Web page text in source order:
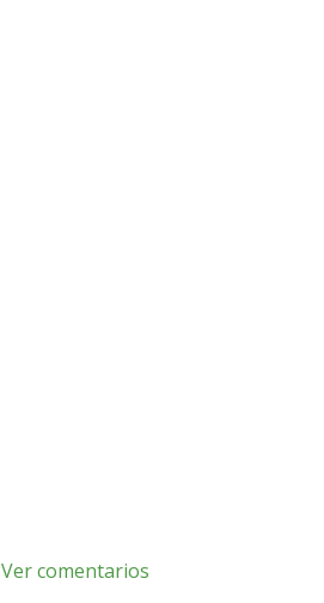
Ver comentarios